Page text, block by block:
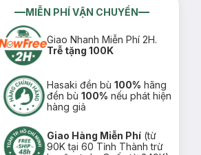
MIỄN PHÍ VẬN CHUYỂN
Giao Nhanh Miễn Phí 2H.
Trễ tặng 100K
Hasaki đền bù100% hãng
đền bù100% nếu phát hiện
hàng giả
Giao Hàng Miễn Phí (từ
90K tại 60 Tỉnh Thành trừ